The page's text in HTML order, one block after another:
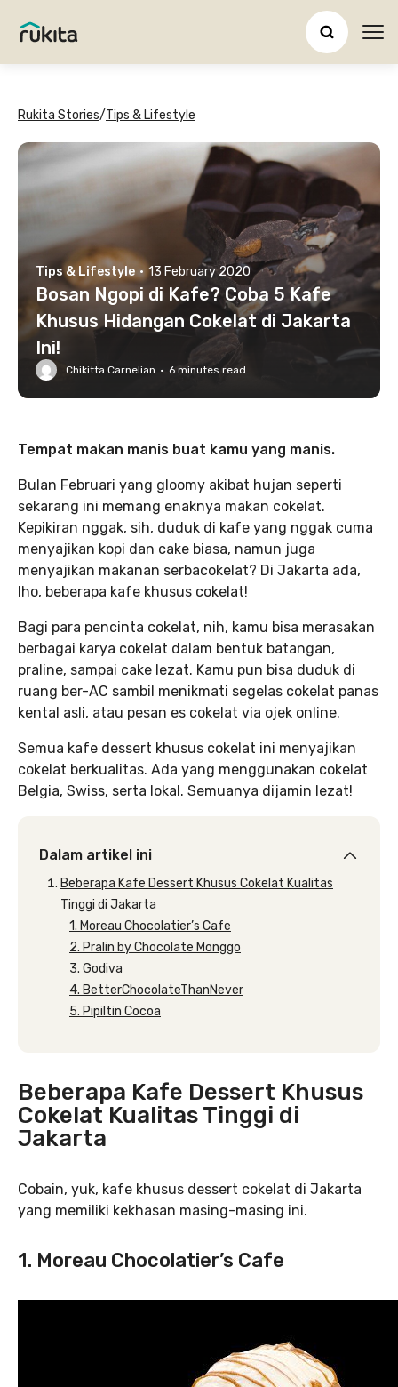
Rukita Stories/Tips & Lifestyle
Tips & Lifestyle · 13 February 2020
Bosan Ngopi di Kafe? Coba 5 Kafe
Khusus Hidangan Cokelat di Jakarta
Ini!
Chikitta Carnelian · 6 minutes read
Tempat makan manis buat kamu yang manis.
Bulan Februari yang gloomy akibat hujan seperti
sekarang ini memang enaknya makan cokelat.
Kepikiran nggak, sih, duduk di kafe yang nggak cuma
menyajikan kopi dan cake biasa, namun juga
menyajikan makanan serbacokelat? Di Jakarta ada,
lho, beberapa kafe khusus cokelat!
Bagi para pencinta cokelat, nih, kamu bisa merasakan
berbagai karya cokelat dalam bentuk batangan,
praline, sampai cake lezat. Kamu pun bisa duduk di
ruang ber-AC sambil menikmati segelas cokelat panas
kental asli, atau pesan es cokelat via ojek online.
Semua kafe dessert khusus cokelat ini menyajikan
cokelat berkualitas. Ada yang menggunakan cokelat
Belgia, Swiss, serta lokal. Semuanya dijamin lezat!
Dalam artikel ini
Beberapa Kafe Dessert Khusus Cokelat Kualitas
Tinggi di Jakarta
1. Moreau Chocolatier’s Cafe
2. Pralin by Chocolate Monggo
3. Godiva
4. BetterChocolateThanNever
5. Pipiltin Cocoa
Beberapa Kafe Dessert Khusus
Cokelat Kualitas Tinggi di
Jakarta
Cobain, yuk, kafe khusus dessert cokelat di Jakarta
yang memiliki kekhasan masing-masing ini.
1. Moreau Chocolatier’s Cafe